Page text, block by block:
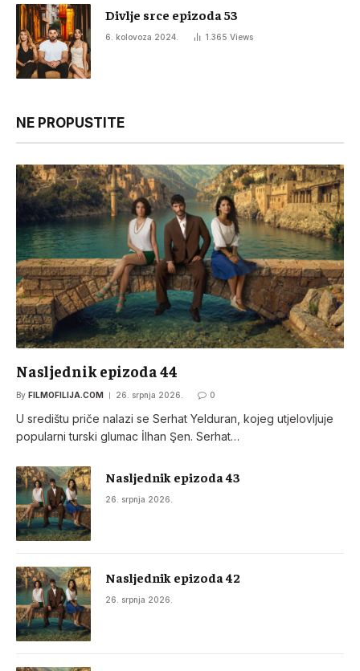
Divlje srce epizoda 53
6. kolovoza 2024. 1.365 Views
NE PROPUSTITE
Nasljednik epizoda 44
By FILMOFILIJA.COM 26. srpnja 2026. 0
U središtu priče nalazi se Serhat Yelduran, kojeg utjelovljuje
popularni turski glumac İlhan Şen. Serhat…
Nasljednik epizoda 43
26. srpnja 2026.
Nasljednik epizoda 42
26. srpnja 2026.